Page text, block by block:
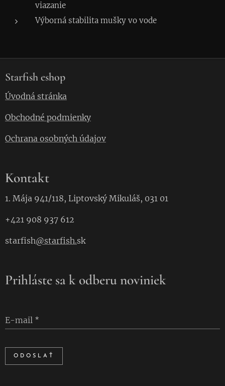
viazanie
Výborná stabilita mušky vo vode
Starfish eshop
Úvodná stránka
Obchodné podmienky
Ochrana osobných údajov
Kontakt
1. Mája 941/118, Liptovský Mikuláš, 031 01
+421 908 937 612
starfish@starfish.sk
Prihláste sa k odberu noviniek
E-mail
ODOSLAŤ